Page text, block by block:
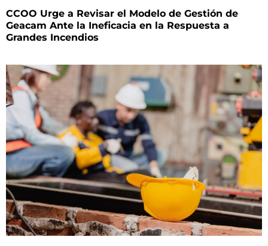
CCOO Urge a Revisar el Modelo de Gestión de
Geacam Ante la Ineficacia en la Respuesta a
Grandes Incendios